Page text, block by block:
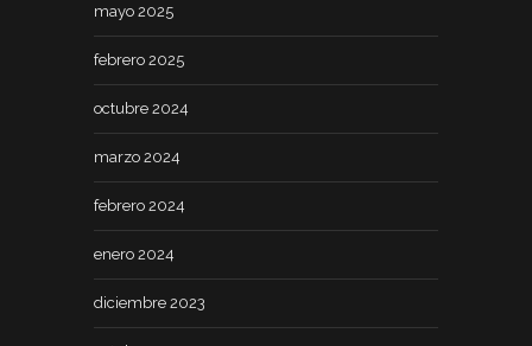
mayo 2025
febrero 2025
octubre 2024
marzo 2024
febrero 2024
enero 2024
diciembre 2023